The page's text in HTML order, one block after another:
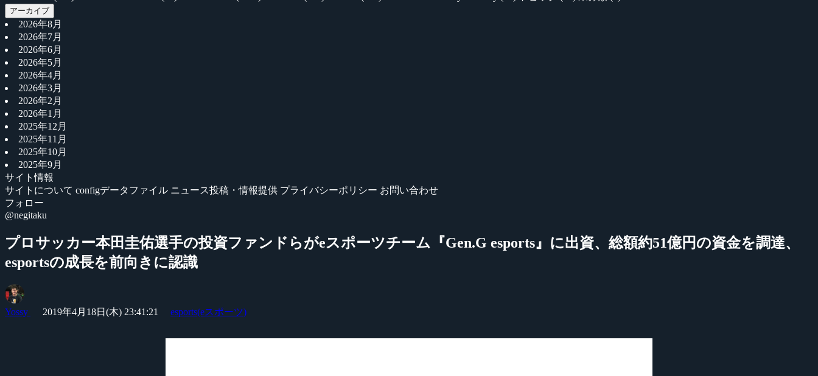
アーカイブ
2026年8月
2026年7月
2026年6月
2026年5月
2026年4月
2026年3月
2026年2月
2026年1月
2025年12月
2025年11月
2025年10月
2025年9月
サイト情報
サイトについて configデータファイル ニュース投稿・情報提供 プライバシーポリシー お問い合わせ
フォロー
@negitaku
プロサッカー本田圭佑選手の投資ファンドらがeスポーツチーム『Gen.G esports』に出資、総額約51億円の資金を調達、
esportsの成長を前向きに認識
Yossy 2019年4月18日(木) 23:41:21 esports(eスポーツ)